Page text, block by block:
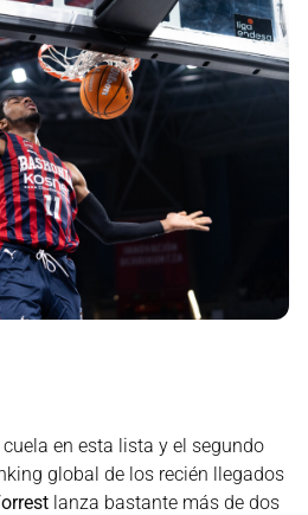
en esta lista y el segundo
global de los recién llegados
lanza bastante más de dos